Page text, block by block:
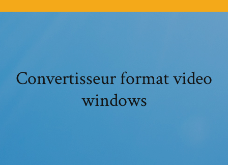
Convertisseur format video
windows